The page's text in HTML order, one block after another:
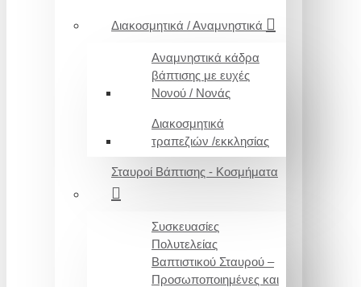
Διακοσμητικά / Αναμνηστικά
Αναμνηστικά κάδρα
βάπτισης με ευχές
Νονού / Νονάς
Διακοσμητικά
τραπεζιών /εκκλησίας
Σταυροί Βάπτισης - Κοσμήματα
Συσκευασίες
Πολυτελείας
Βαπτιστικού Σταυρού –
Προσωποποιημένες και